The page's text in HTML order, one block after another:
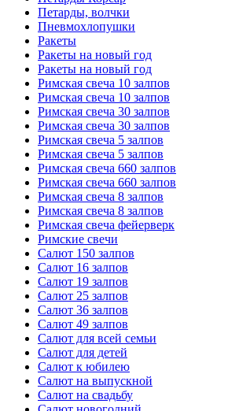
Петарды, волчки
Пневмохлопушки
Ракеты
Ракеты на новый год
Ракеты на новый год
Римская свеча 10 залпов
Римская свеча 10 залпов
Римская свеча 30 залпов
Римская свеча 30 залпов
Римская свеча 5 залпов
Римская свеча 5 залпов
Римская свеча 660 залпов
Римская свеча 660 залпов
Римская свеча 8 залпов
Римская свеча 8 залпов
Римская свеча фейерверк
Римские свечи
Салют 150 залпов
Салют 16 залпов
Салют 19 залпов
Салют 25 залпов
Салют 36 залпов
Салют 49 залпов
Салют для всей семьи
Салют для детей
Салют к юбилею
Салют на выпускной
Салют на свадьбу